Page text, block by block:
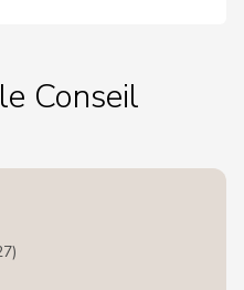
Conseil